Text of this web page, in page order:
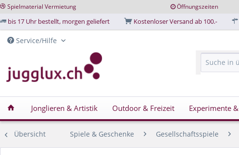
Spielmaterial Vermietung Öffnungszeiten
bis 17 Uhr bestellt, morgen geliefert Kostenloser Versand ab 100.-
Service/Hilfe
Jonglieren & Artistik Outdoor & Freizeit Experimente
Übersicht Spiele & Geschenke Gesellschaftsspiele